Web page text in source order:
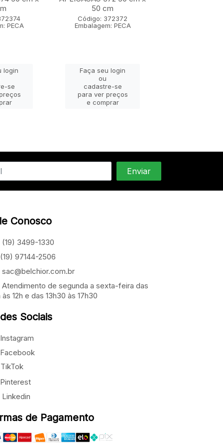
PECA
login
se
50 cm
Código: 372372
Embalagem: PECA
Faça seu login
ou
cadastre-se
para ver preços
e comprar
Conosco
(19) 3499-1330
(19) 97144-2506
sac@belchior.com.br
Atendimento de segunda a sexta-feira das
às 12h e das 13h30 às 17h30
Sociais
Instagram
Facebook
TikTok
Pinterest
Linkedin
de Pagamento